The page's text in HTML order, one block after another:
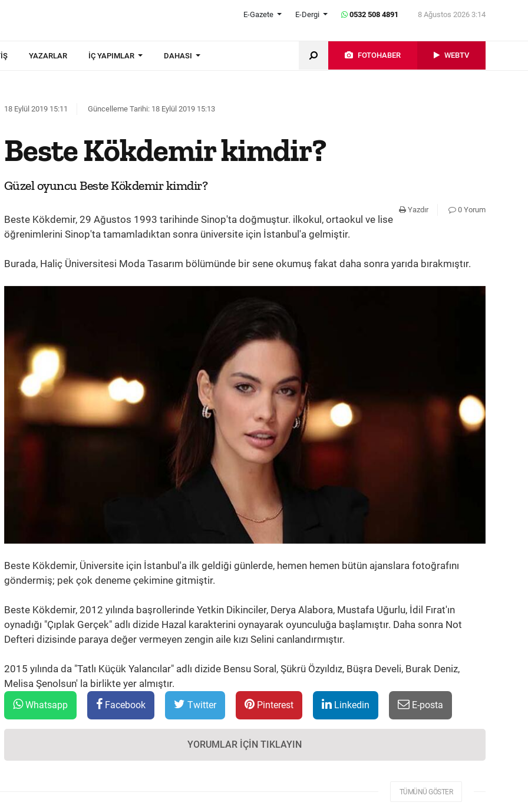
E-Gazete E-Dergi 0532 508 4891 8 Ağustos 2026 3:14
YAZARLAR İÇ YAPIMLAR DAHASI FOTOHABER WEBTV
18 Eylül 2019 15:11 Güncelleme Tarihi: 18 Eylül 2019 15:13
Beste Kökdemir kimdir?
Güzel oyuncu Beste Kökdemir kimdir?
Yazdır 0 Yorum
Beste Kökdemir, 29 Ağustos 1993 tarihinde Sinop'ta doğmuştur. ilkokul, ortaokul ve lise
öğrenimlerini Sinop'ta tamamladıktan sonra üniversite için İstanbul'a gelmiştir.
Burada, Haliç Üniversitesi Moda Tasarım bölümünde bir sene okumuş fakat daha sonra yarıda bırakmıştır.
Beste Kökdemir, Üniversite için İstanbul'a ilk geldiği günlerde, hemen hemen bütün ajanslara fotoğrafını
göndermiş; pek çok deneme çekimine gitmiştir.
Beste Kökdemir, 2012 yılında başrollerinde Yetkin Dikinciler, Derya Alabora, Mustafa Uğurlu, İdil Fırat'ın
oynadığı "Çıplak Gerçek" adlı dizide Hazal karakterini oynayarak oyunculuğa başlamıştır. Daha sonra Not
Defteri dizisinde paraya değer vermeyen zengin aile kızı Selini canlandırmıştır.
2015 yılında da "Tatlı Küçük Yalancılar" adlı dizide Bensu Soral, Şükrü Özyıldız, Büşra Develi, Burak Deniz,
Melisa Şenolsun' la birlikte yer almıştır.
Whatsapp Facebook Twitter Pinterest Linkedin E-posta
YORUMLAR İÇIN TIKLAYIN
TÜMÜNÜ GÖSTER